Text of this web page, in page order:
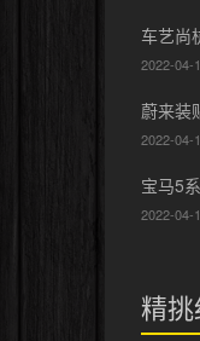
车艺尚
2022-04-
蔚来装
2022-04-
宝马5
2022-04-
精